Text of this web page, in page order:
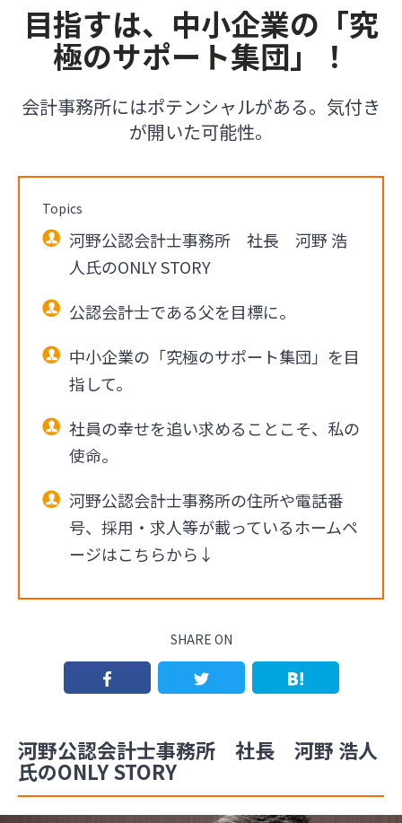
目指すは、中小企業の「究
極のサポート集団」！
会計事務所にはポテンシャルがある。気付き
が開いた可能性。
Topics
河野公認会計士事務所 社長 河野 浩
人氏のONLY STORY
公認会計士である父を目標に。
中小企業の「究極のサポート集団」を目
指して。
社員の幸せを追い求めることこそ、私の
使命。
河野公認会計士事務所の住所や電話番
号、採用・求人等が載っているホームペ
ージはこちらから↓
SHARE ON
河野公認会計士事務所 社長 河野 浩人
氏のONLY STORY